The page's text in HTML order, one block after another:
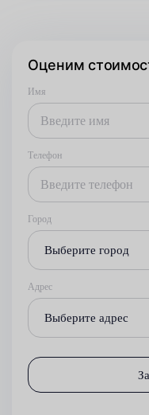
Оценим
Имя
Телефон
Город
Выберите город
Адрес
Выберите адрес